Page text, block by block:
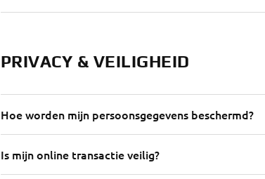
PRIVACY & VEILIGHEID
Hoe worden mijn persoonsgegevens beschermd?
Is mijn online transactie veilig?